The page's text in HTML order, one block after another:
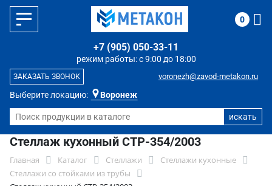
Выберите локацию: Воронеж
режим работы: с 9:00 до 18:00
+7 (905) 050-33-11
voronezh@zavod-metakon.ru
ЗАКАЗАТЬ ЗВОНОК
0
Стеллаж кухонный СТР-354/2003
Главная Каталог Стеллажи
Стеллажи кухонные
Стеллажи со стойками из трубы